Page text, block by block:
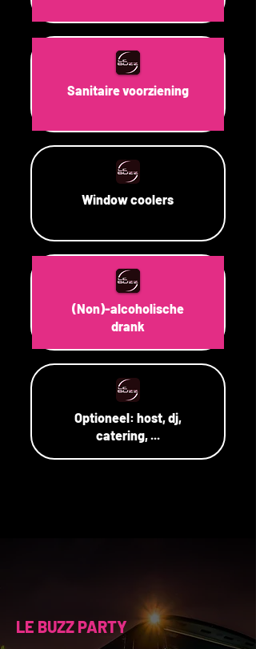
Sanitaire voorziening
Window coolers
(Non)-alcoholische
drank
Optioneel: host, dj,
catering, ...
LE BUZZ PARTY